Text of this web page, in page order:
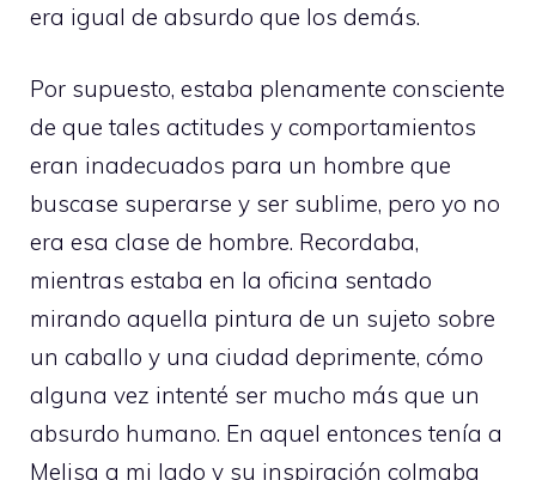
era igual de absurdo que los demás.
Por supuesto, estaba plenamente consciente
de que tales actitudes y comportamientos
eran inadecuados para un hombre que
buscase superarse y ser sublime, pero yo no
era esa clase de hombre. Recordaba,
mientras estaba en la oficina sentado
mirando aquella pintura de un sujeto sobre
un caballo y una ciudad deprimente, cómo
alguna vez intenté ser mucho más que un
absurdo humano. En aquel entonces tenía a
Melisa a mi lado y su inspiración colmaba